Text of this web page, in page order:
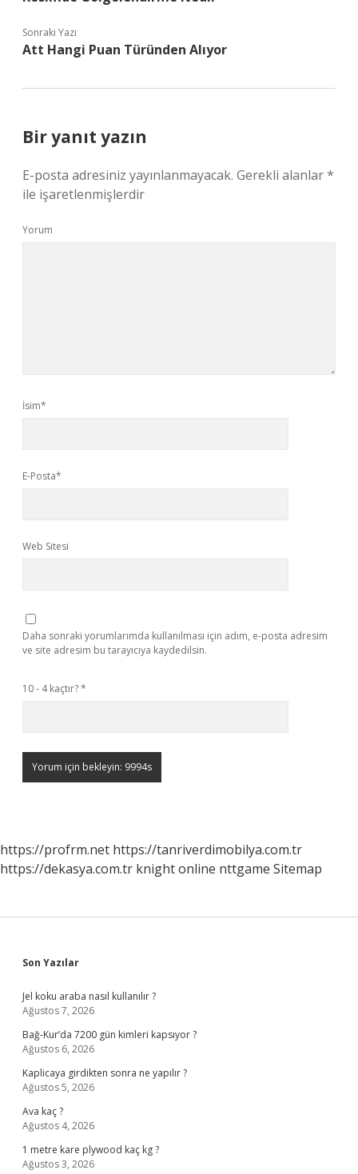
Sonraki Yazı
Att Hangi Puan Türünden Alıyor
Bir yanıt yazın
E-posta adresiniz yayınlanmayacak. Gerekli alanlar*
ile işaretlenmişlerdir
Yorum
İsim*
E-Posta*
Web Sitesi
Daha sonraki yorumlarımda kullanılması için adım, e-posta adresim
ve site adresim bu tarayıcıya kaydedilsin.
10 - 4 kaçtır?*
https://profrm.net https://tanriverdimobilya.com.tr
https://dekasya.com.tr knight online nttgame Sitemap
Sidebar
Son Yazılar
Jel koku araba nasıl kullanılır ?
Ağustos 7, 2026
Bağ-Kur’da 7200 gün kimleri kapsıyor ?
Ağustos 6, 2026
Kaplicaya girdikten sonra ne yapılır ?
Ağustos 5, 2026
Ava kaç ?
Ağustos 4, 2026
1 metre kare plywood kaç kg ?
Ağustos 3, 2026